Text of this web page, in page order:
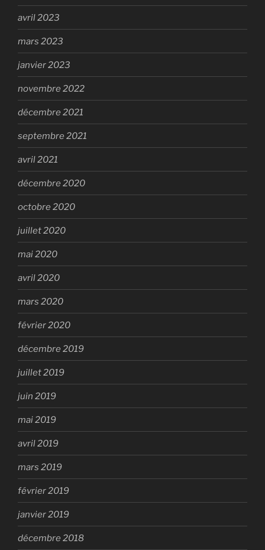
avril 2023
mars 2023
janvier 2023
novembre 2022
décembre 2021
septembre 2021
avril 2021
décembre 2020
octobre 2020
juillet 2020
mai 2020
avril 2020
mars 2020
février 2020
décembre 2019
juillet 2019
juin 2019
mai 2019
avril 2019
mars 2019
février 2019
janvier 2019
décembre 2018